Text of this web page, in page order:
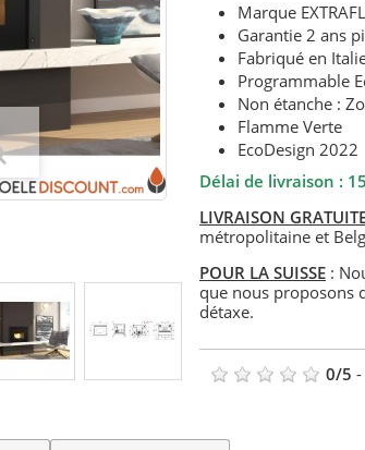
Marque
Garantie 2 ans
Fabriqué en
Programmable
Non étanche :
Flamme Verte
EcoDesign 2022
Délai de livraison :
LIVRAISON
métropolitaine et
POUR LA SUISSE :
que nous proposons
détaxe.
0/5 -